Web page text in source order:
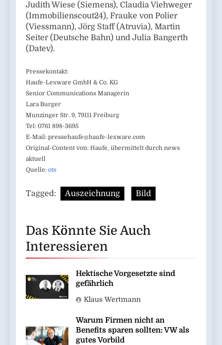
Judith Wiese (Siemens), Claudia Viehweger
(Immobilienscout24), Frauke von Polier
(Viessmann), Jörg Staff (Atruvia), Martin
Seiter (Deutsche Bahn) und Julia Bangerth
(Datev).
Pressekontakt:
Haufe-Lexware GmbH & Co. KG
Senior Communications Managerin
Lara Burger
Munzinger Str. 9, 79111 Freiburg
Tel: 0761 898-3695
E-Mail: pressehaufe@haufe-lexware.com
Original-Content von: Haufe, übermittelt durch news
aktuell
Quelle: ots
Tagged: Auszeichnung Bild
Das Könnte Sie Auch
Interessieren
Hektische Vorgesetzte sind
gefährlich
Klaus Wertmann
Warum Firmen nicht an
Benefits sparen sollten: VW als
gutes Vorbild